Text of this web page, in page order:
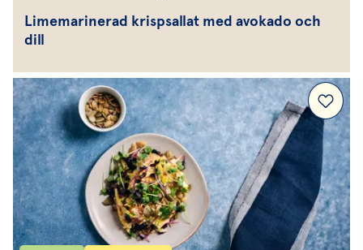
Limemarinerad krispsallat med avokado och
dill